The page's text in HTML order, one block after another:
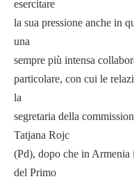
esercitare
la sua pressione anche in
una
sempre più intensa
particolare, con cui le
la
segretaria della
Tatjana Rojc
(Pd), dopo che in
del Primo